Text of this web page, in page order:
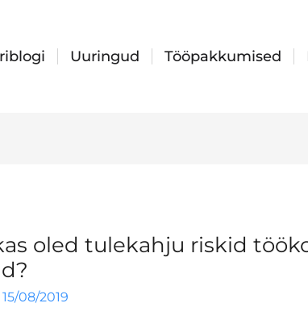
Uuringud Tööpakkumised
oled tulekahju riskid
15/08/2019